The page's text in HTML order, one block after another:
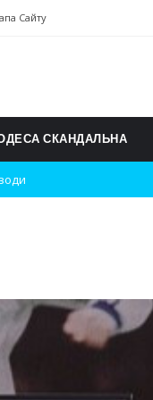
Сайту
СКАНДАЛЬНА